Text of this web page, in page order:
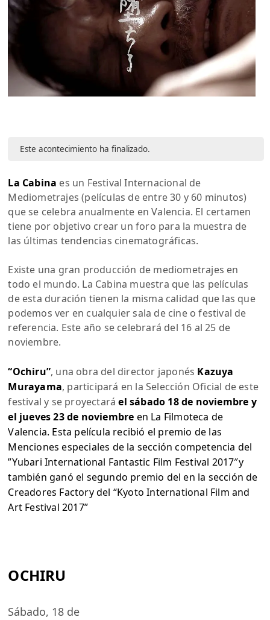
Este acontecimiento ha finalizado.
La Cabina es un Festival Internacional de
Mediometrajes (películas de entre 30 y 60 minutos)
que se celebra anualmente en Valencia. El certamen
tiene por objetivo crear un foro para la muestra de
las últimas tendencias cinematográficas.
Existe una gran producción de mediometrajes en
todo el mundo. La Cabina muestra que las películas
de esta duración tienen la misma calidad que las que
podemos ver en cualquier sala de cine o festival de
referencia. Este año se celebrará del 16 al 25 de
noviembre.
“Ochiru”, una obra del director japonés Kazuya
Murayama, participará en la Selección Oficial de este
festival y se proyectaráel sábado 18 de noviembre y
el jueves 23 de noviembre en La Filmoteca de
Valencia. Esta película recibió el premio de las
Menciones especiales de la sección competencia del
”Yubari International Fantastic Film Festival 2017″y
también ganó el segundo premio del en la sección de
Creadores Factory del “Kyoto International Film and
Art Festival 2017”
OCHIRU
Sábado, 18 de